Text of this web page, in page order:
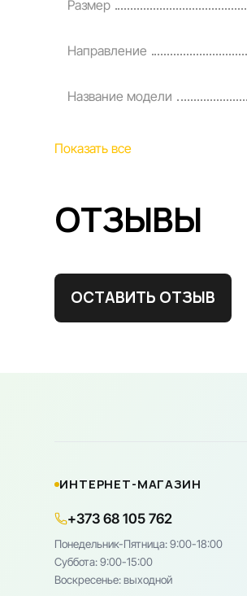
Размер
Направление
Название модели
Показать все
ОТЗЫВЫ
ОСТАВИТЬ ОТЗЫВ
ИНТЕРНЕТ-МАГАЗИН
+373 68 105 762
Понедельник-Пятница: 9:00-18:00
Cуббота: 9:00-15:00
Воскресенье: выходной